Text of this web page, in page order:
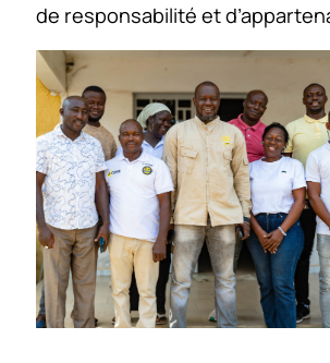
de responsabilité et